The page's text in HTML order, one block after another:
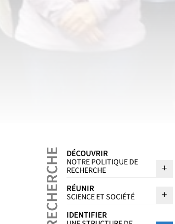
RECHERCHE DÉCOUVRIR
NOTRE POLITIQUE DE
RECHERCHE
RÉUNIR
SCIENCE ET SOCIÉTÉ
IDENTIFIER